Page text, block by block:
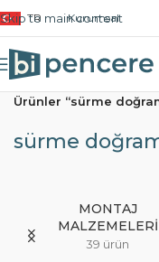
Skip to main content
TR Kurumsal
Ana Sayfa
Ürünler “sürme
sürme
MONTAJ
MALZEMELERI
39 ürün